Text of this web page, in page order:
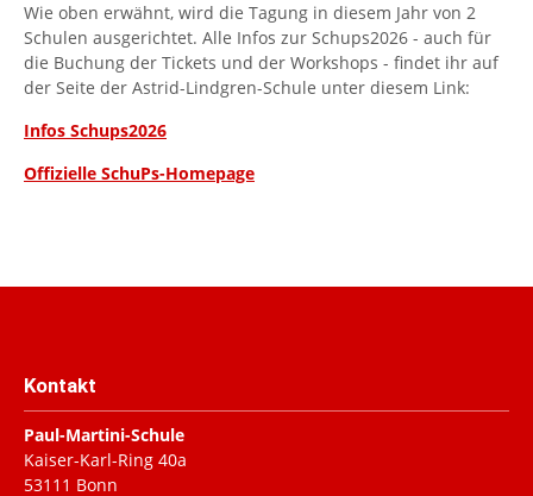
Wie oben erwähnt, wird die Tagung in diesem Jahr von 2
Schulen ausgerichtet. Alle Infos zur Schups2026 - auch für
die Buchung der Tickets und der Workshops - findet ihr auf
der Seite der Astrid-Lindgren-Schule unter diesem Link:
Infos Schups2026
Offizielle SchuPs-Homepage
Kontakt
Paul-Martini-Schule
Kaiser-Karl-Ring 40a
53111 Bonn